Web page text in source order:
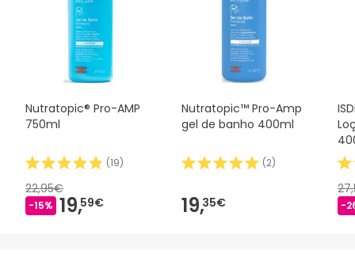
Nutratopic® Pro-AMP
750ml
(19)
22,95€
-15% 19,59€
Nutratopic™ Pro-Amp
gel de banho 400ml
(2)
19,35€ -